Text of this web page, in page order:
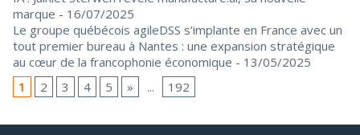
marque - 16/07/2025
Le groupe québécois agileDSS s’implante en France avec un
tout premier bureau à Nantes : une expansion stratégique
au cœur de la francophonie économique - 13/05/2025
1
2 3 4 5 » ... 192